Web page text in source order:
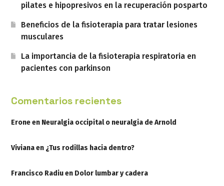
pilates e hipopresivos en la recuperación posparto
Beneficios de la fisioterapia para tratar lesiones
musculares
La importancia de la fisioterapia respiratoria en
pacientes con parkinson
Comentarios recientes
Eroneen Neuralgia occipital o neuralgia de Arnold
Vivianaen ¿Tus rodillas hacia dentro?
Francisco Radiuen Dolor lumbar y cadera